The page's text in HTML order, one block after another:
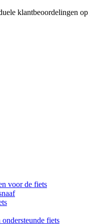
klantbeoordelingen op
voor de fiets
fiets